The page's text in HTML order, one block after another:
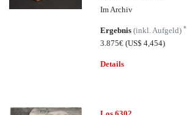
Im Archiv
Ergebnis(inkl. Aufgeld)*
3.875€(US$ 4,454)
Details